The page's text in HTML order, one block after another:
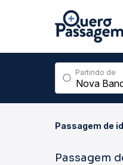
Partindo de
Passagem de
Passagem